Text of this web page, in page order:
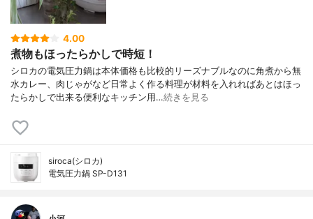
4.00
煮物もほったらかしで時短！
シロカの電気圧力鍋は本体価格も比較的リーズナブルなのに角煮から無
水カレー、肉じゃがなど日常よく作る料理が材料を入れればあとはほっ
たらかしで出来る便利なキッチン用…続きを見る
siroca(シロカ)
電気圧力鍋 SP-D131